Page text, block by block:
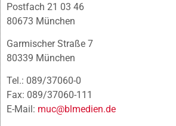
Postfach 21 03 46
80673 München
Garmischer Straße 7
80339 München
Tel.: 089/37060-0
Fax: 089/37060-111
E-Mail: muc@blmedien.de